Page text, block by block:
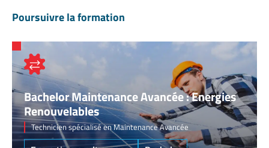
Poursuivre la formation
Bachelor Maintenance Avancée : Energies
Renouvelables
Technicien spécialisé en Maintenance Avancée